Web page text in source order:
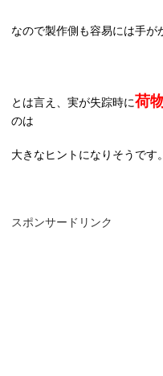
なので製作側も容易には手が
とは言え、実が失踪時に荷
のは
大きなヒントになりそうです。
スポンサードリンク